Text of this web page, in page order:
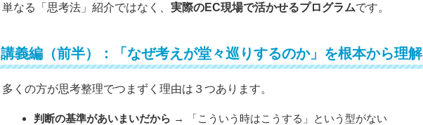
単なる「思考法」紹介ではなく、 実際のEC現場で活かせるプログラムです。
講義編（前半）：「なぜ考えが堂々巡りするのか」を根本から理解
多くの方が思考整理でつまずく理由は３つあります。
判断の基準があいまいだから → 「こういう時はこうする」という型がない